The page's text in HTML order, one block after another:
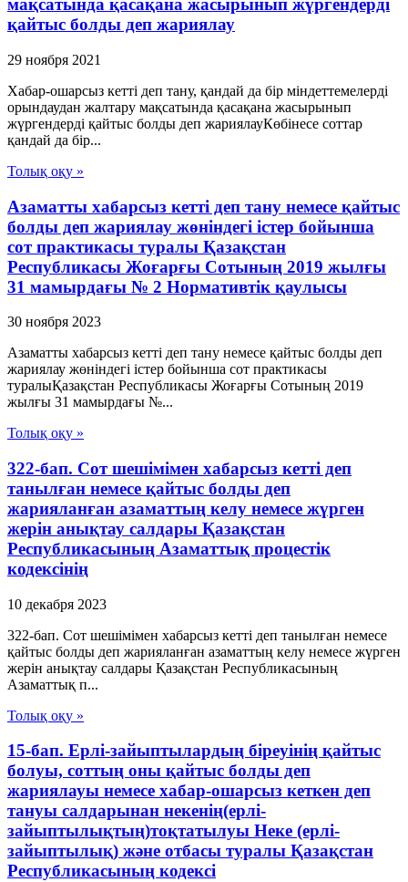
мақсатында қасақана жасырынып жүргендерді
қайтыс болды деп жариялау
29 ноября 2021
Хабар-ошарсыз кетті деп тану, қандай да бір міндеттемелерді
орындаудан жалтару мақсатында қасақана жасырынып
жүргендерді қайтыс болды деп жариялауКөбінесе соттар
қандай да бір...
Толық оқу »
Азаматты хабарсыз кетті деп тану немесе қайтыс
болды деп жариялау жөніндегі істер бойынша
сот практикасы туралы Қазақстан
Республикасы Жоғарғы Сотының 2019 жылғы
31 мамырдағы № 2 Нормативтік қаулысы
30 ноября 2023
Азаматты хабарсыз кетті деп тану немесе қайтыс болды деп
жариялау жөніндегі істер бойынша сот практикасы
туралыҚазақстан Республикасы Жоғарғы Сотының 2019
жылғы 31 мамырдағы №...
Толық оқу »
322-бап. Сот шешімімен хабарсыз кетті деп
танылған немесе қайтыс болды деп
жарияланған азаматтың келу немесе жүрген
жерін анықтау салдары Қазақстан
Республикасының Азаматтық процестік
кодексінің
10 декабря 2023
322-бап. Сот шешімімен хабарсыз кетті деп танылған немесе
қайтыс болды деп жарияланған азаматтың келу немесе жүрген
жерін анықтау салдары Қазақстан Республикасының
Азаматтық п...
Толық оқу »
15-бап. Ерлі-зайыптылардың біреуінің қайтыс
болуы, соттың оны қайтыс болды деп
жариялауы немесе хабар-ошарсыз кеткен деп
тануы салдарынан некенің(ерлі-
зайыптылықтың)тоқтатылуы Неке (ерлі-
зайыптылық) және отбасы туралы Қазақстан
Республикасының кодексі